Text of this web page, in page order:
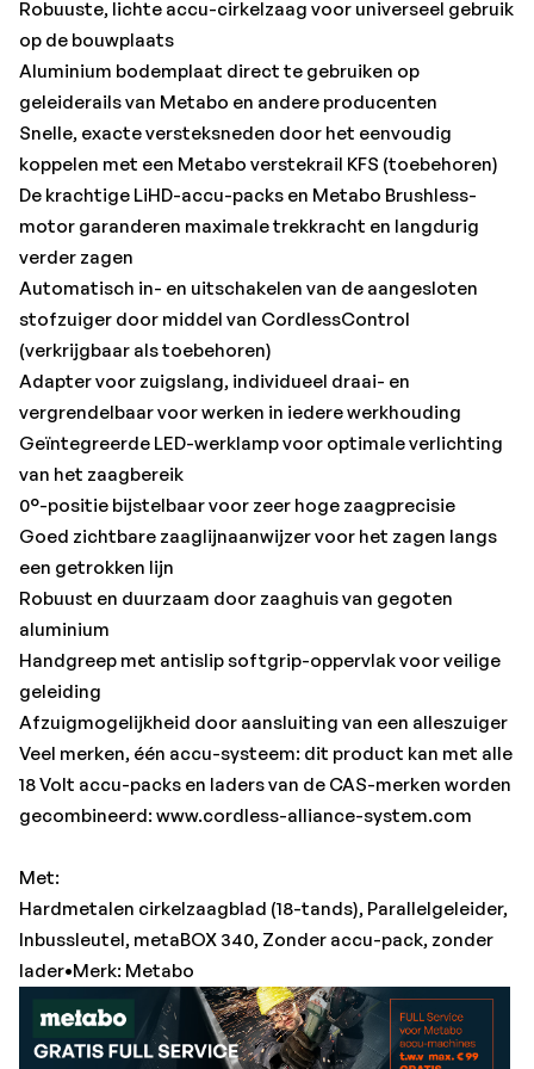
Robuust en duurzaam door zaaghuis van gegoten
aluminium
Handgreep met antislip softgrip-oppervlak voor veilige
geleiding
Afzuigmogelijkheid door aansluiting van een alleszuiger
Veel merken, één accu-systeem: dit product kan met alle
18 Volt accu-packs en laders van de CAS-merken worden
gecombineerd: www.cordless-alliance-system.com
Met:
Hardmetalen cirkelzaagblad (18-tands), Parallelgeleider,
Inbussleutel, metaBOX 340, Zonder accu-pack, zonder
lader•Merk: Metabo
Robuuste, lichte accu-cirkelzaag voor universeel gebruik
op de bouwplaats
Aluminium bodemplaat direct te gebruiken op
geleiderails van Metabo en andere producenten
Snelle, exacte versteksneden door het eenvoudig
koppelen met een Metabo verstekrail KFS (toebehoren)
De krachtige LiHD-accu-packs en Metabo Brushless-
motor garanderen maximale trekkracht en langdurig
verder zagen
Automatisch in- en uitschakelen van de aangesloten
stofzuiger door middel van CordlessControl
(verkrijgbaar als toebehoren)
Adapter voor zuigslang, individueel draai- en
vergrendelbaar voor werken in iedere werkhouding
Geïntegreerde LED-werklamp voor optimale verlichting
van het zaagbereik
0°-positie bijstelbaar voor zeer hoge zaagprecisie
Goed zichtbare zaaglijnaanwijzer voor het zagen langs
een getrokken lijn
Robuust en duurzaam door zaaghuis van gegoten
aluminium
Handgreep met antislip softgrip-oppervlak voor veilige
geleiding
Afzuigmogelijkheid door aansluiting van een alleszuiger
Veel merken, één accu-systeem: dit product kan met alle
18 Volt accu-packs en laders van de CAS-merken worden
gecombineerd: www.cordless-alliance-system.com
Met:
Hardmetalen cirkelzaagblad (18-tands), Parallelgeleider,
Inbussleutel, metaBOX 340, Zonder accu-pack, zonder
lader•Merk: Metabo